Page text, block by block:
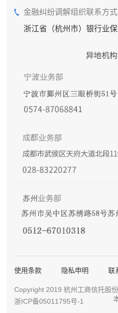
金融纠纷调解组织联系方式
浙江省（杭州市）银行业
使用条款 隐私申明 联
Copyright 2019 杭州工商信托股
浙ICP备05011795号-1